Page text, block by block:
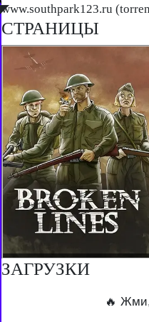
www.southpark123.ru
◤
СТРАНИЦЫ
ЗАГРУЗКИ
🔥